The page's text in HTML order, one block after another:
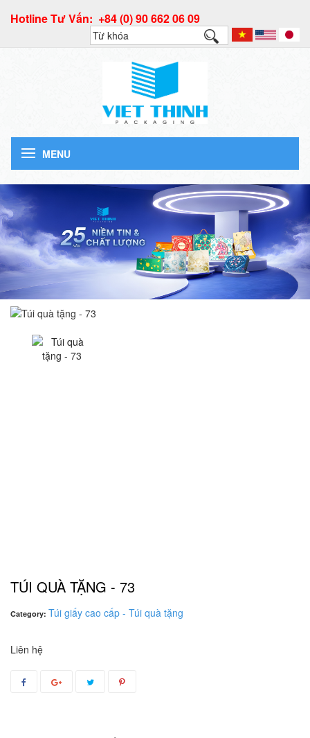
Hotline Tư Vấn: +84 (0) 90 662 06 09
MENU
TÚI QUÀ TẶNG - 73
Category: Túi giấy cao cấp - Túi quà tặng
Liên hệ